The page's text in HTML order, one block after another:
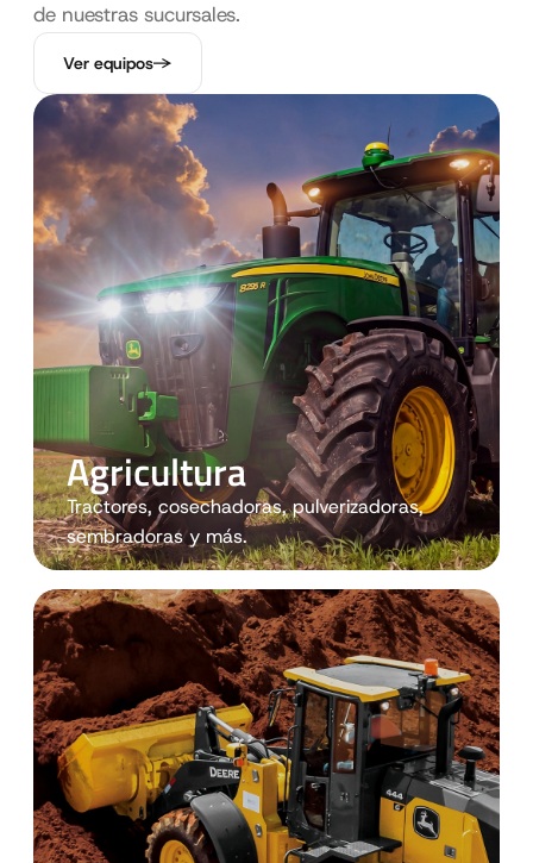
de nuestras sucursales.
Ver equipos
Agricultura
Tractores, cosechadoras, pulverizadoras,
sembradoras y más.